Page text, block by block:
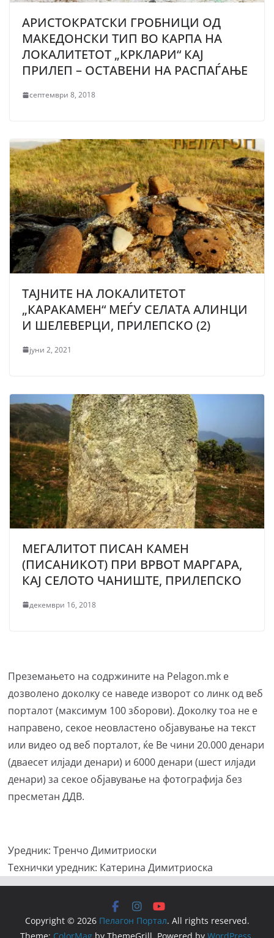
АРИСТОКРАТСКИ ГРОБНИЦИ ОД
МАКЕДОНСКИ ТИП ВО КАРПА НА
ЛОКАЛИТЕТОТ „КРКЛАРИ“ КАЈ
ПРИЛЕП – ОСТАВЕНИ НА РАСПАЃАЊЕ
септември 8, 2018
ТАЈНИТЕ НА ЛОКАЛИТЕТОТ
„КАРАКАМЕН“ МЕЃУ СЕЛАТА АЛИНЦИ
И ШЕЛЕВЕРЦИ, ПРИЛЕПСКО (2)
јуни 2, 2021
МЕГАЛИТОТ ПИСАН КАМЕН
(ПИСАНИКОТ) ПРИ ВРВОТ МАРГАРА,
КАЈ СЕЛОТО ЧАНИШТЕ, ПРИЛЕПСКО
декември 16, 2018
Преземањето на содржините на Pelagon.mk е
дозволено доколку се наведе изворот со линк од веб
порталот (максимум 100 зборови). Доколку тоа не е
направено, секое неовластено објавување на текст
или видео од веб порталот, ќе Ве чини 20.000 денари
(дваесет илјади денари) и 6000 денари (шест илјади
денари) за секое објавување на фотографија без
пресметан ДДВ.
Уредник: Тренчо Димитриоски
Технички уредник: Катерина Димитриоска
Copyright © 2026 Пелагон Портал. All rights reserved.
Theme: ColorMag by ThemeGrill. Powered by WordPress